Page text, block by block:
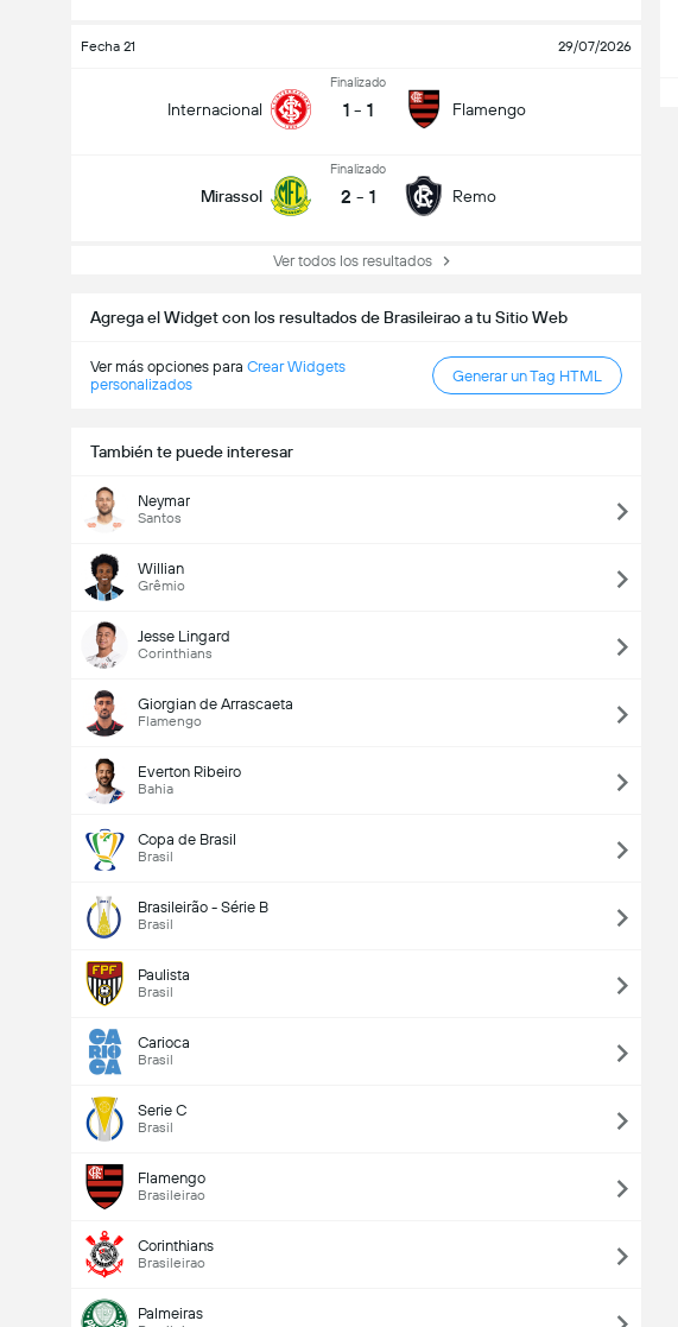
Fecha 21 29/07/2026
Internacional
Finalizado
1 - 1 Flamengo
Mirassol
Finalizado
2 - 1 Remo
Ver todos los resultados
Agrega el Widget con los resultados de Brasileirao a tu Sitio Web
Ver más opciones para Crear Widgets
personalizados
Generar un Tag HTML
También te puede interesar
Neymar
Santos
Willian
Grêmio
Jesse Lingard
Corinthians
Giorgian de Arrascaeta
Flamengo
Everton Ribeiro
Bahia
Copa de Brasil
Brasil
Brasileirão - Série B
Brasil
Paulista
Brasil
Carioca
Brasil
Serie C
Brasil
Flamengo
Brasileirao
Corinthians
Brasileirao
Palmeiras